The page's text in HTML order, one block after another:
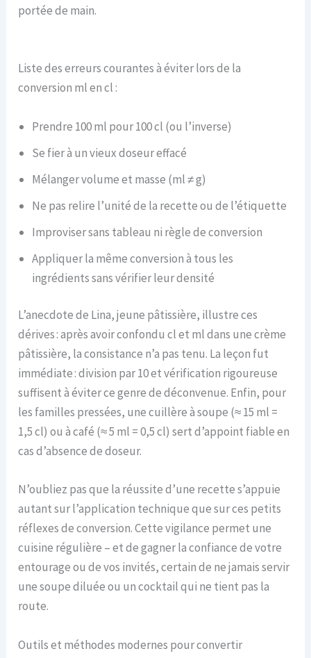
portée de main.
Liste des erreurs courantes à éviter lors de la
conversion ml en cl :
Prendre 100 ml pour 100 cl (ou l’inverse)
Se fier à un vieux doseur effacé
Mélanger volume et masse (ml ≠ g)
Ne pas relire l’unité de la recette ou de l’étiquette
Improviser sans tableau ni règle de conversion
Appliquer la même conversion à tous les
ingrédients sans vérifier leur densité
L’anecdote de Lina, jeune pâtissière, illustre ces
dérives : après avoir confondu cl et ml dans une crème
pâtissière, la consistance n’a pas tenu. La leçon fut
immédiate : division par 10 et vérification rigoureuse
suffisent à éviter ce genre de déconvenue. Enfin, pour
les familles pressées, une cuillère à soupe (≈ 15 ml =
1,5 cl) ou à café (≈ 5 ml = 0,5 cl) sert d’appoint fiable en
cas d’absence de doseur.
N’oubliez pas que la réussite d’une recette s’appuie
autant sur l’application technique que sur ces petits
réflexes de conversion. Cette vigilance permet une
cuisine régulière – et de gagner la confiance de votre
entourage ou de vos invités, certain de ne jamais servir
une soupe diluée ou un cocktail qui ne tient pas la
route.
Outils et méthodes modernes pour convertir